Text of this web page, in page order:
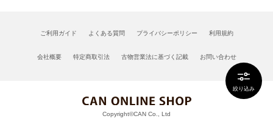
絞り込み
ご利用ガイド よくある質問 プライバシーポリシー 利用規約
会社概要 特定商取引法 古物営業法に基づく記載 お問い合わせ
Copyright©CAN Co., Ltd